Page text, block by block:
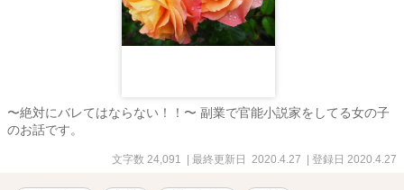
〜絶対にバレてはならない！！〜 副業で官能小説家をしてる女の子
のお話です。
文字数 24,091 | 最終更新日 2020.4.27 | 登録日 2020.4.27